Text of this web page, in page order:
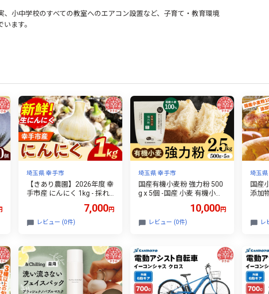
、小中学校のすべての教室へのエアコン設置など、子育て・教育環境
ます。
埼玉県 幸手市
【きあり農園】2026年度 幸
手市産 にんにく 1kg - 採れ
産地直送 野菜 ベジタブル
美味しい おいしい 根菜 ス
県 幸手市
7,000円
レビュー (0件)
埼玉県 幸手市
国産有機小麦粉 強力粉 500
g x 5個 -国産 小麦 有機小麦
心 こだわり パン作り お菓
子作り 埼玉県 幸手市
10,000円
レビュー (0件)
埼玉
国産
添加
ン】
産 国産小麦 パン 手作り て
凍 お
ナッ
レ